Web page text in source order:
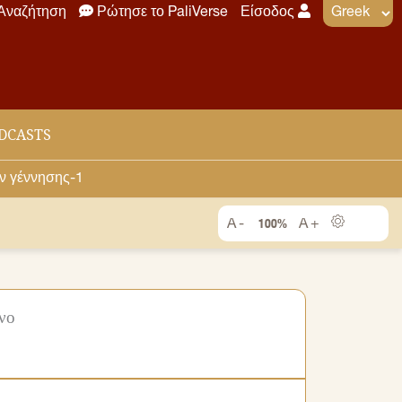
Ρώτησε το PaliVerse Είσοδος
γέννησης-1
100%